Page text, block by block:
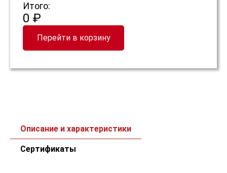
Итого:
0 ₽
Перейти в корзину
Описание и характеристики
Сертификаты